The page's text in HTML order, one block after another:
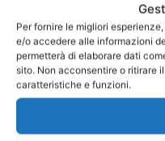
Per fornire le migliori
e/o accedere alle informazioni
permetterà di elaborare dati
sito. Non acconsentire o ritirare
caratteristiche e funzioni.
garantire una
Tecniche di
volatili: quali
Gli uccelli possono